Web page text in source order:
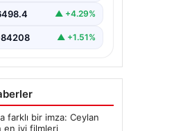
açıklamalarda…
▲ +4.29%
▲ +1.51%
farklı bir imza: Ceylan
en iyi filmleri